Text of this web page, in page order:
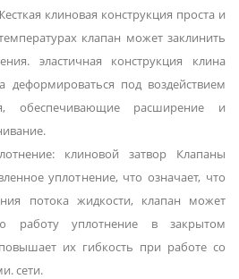
клиновая конструкция проста и
клапан может заклинить
эластичная конструкция клина
деформироваться под воздействием
обеспечивающие расширение и
клиновой затвор Клапаны
уплотнение, что означает, что
потока жидкости, клапан может
работу уплотнение в закрытом
их гибкость при работе со
сети.